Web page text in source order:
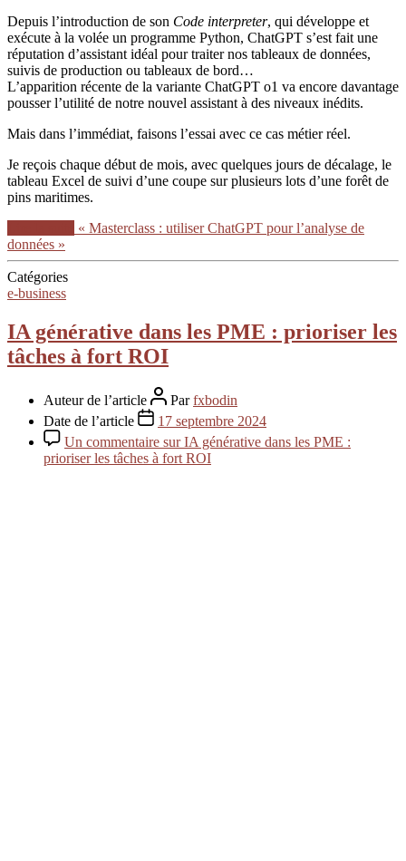
Depuis l’introduction de son Code interpreter, qui développe et
exécute à la volée un programme Python, ChatGPT s’est fait une
réputation d’assistant idéal pour traiter nos tableaux de données,
suivis de production ou tableaux de bord…
L’apparition récente de la variante ChatGPT o1 va encore davantage
pousser l’utilité de notre nouvel assistant à des niveaux inédits.
Mais dans l’immédiat, faisons l’essai avec ce cas métier réel.
Je reçois chaque début de mois, avec quelques jours de décalage, le
tableau Excel de suivi d’une coupe sur plusieurs lots d’une forêt de
pins maritimes.
« Masterclass : utiliser ChatGPT pour l’analyse de
données »
Catégories
e-business
IA générative dans les PME : prioriser les
tâches à fort ROI
Auteur de l’article Parfxbodin
Date de l’article
17 septembre 2024
Un commentaire sur IA générative dans les PME :
prioriser les tâches à fort ROI